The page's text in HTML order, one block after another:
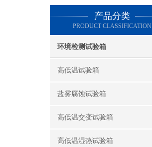
产品分类
PRODUCT CLASSIFICATION
环境检测试验箱
高低温试验箱
盐雾腐蚀试验箱
高低温交变试验箱
高低温湿热试验箱